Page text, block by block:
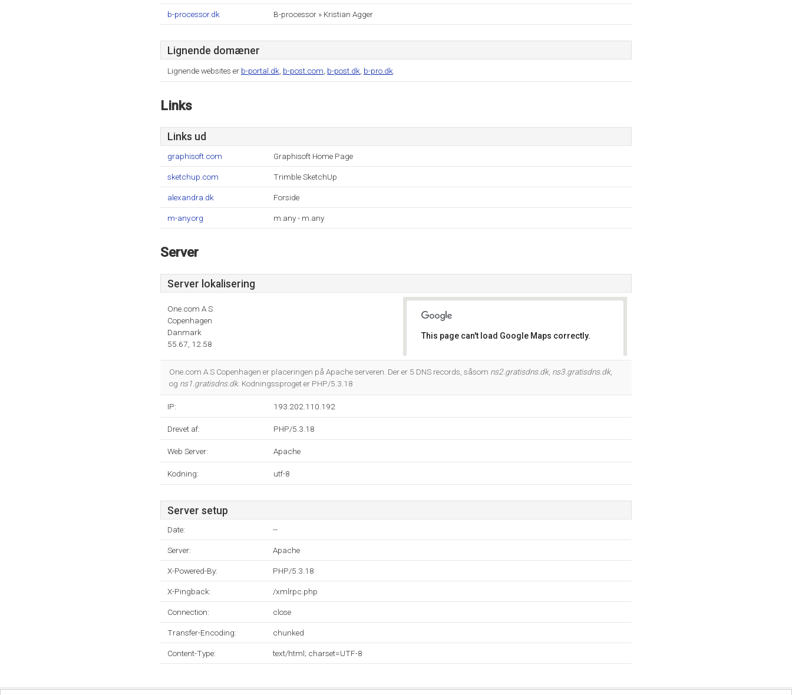
b-processor.dk B-processor » Kristian Agger
Lignende domæner
Lignende websites er b-portal.dk b-post.com b-post.dk b-pro.dk
Links
Links ud
graphisoft.com Graphisoft Home Page
sketchup.com Trimble SketchUp
alexandra.dk Forside
m-any.org m.any - m.any
Server
Server lokalisering
One.com A S
Copenhagen
Danmark
55.67, 12.58
This page can't load Google Maps correctly.
Do you own this website?
One.com A S Copenhagen er placeringen på Apache serveren. Der er 5 DNS records, såsom ns2.gratisdns.dk, ns3.gratisdns.dk,
og ns1.gratisdns.dk. Kodningssproget er PHP/5.3.18
IP: 193.202.110.192
Drevet af: PHP/5.3.18
Web Server: Apache
Kodning: utf-8
Server setup
Date: --
Server: Apache
X-Powered-By: PHP/5.3.18
X-Pingback: /xmlrpc.php
Connection: close
Transfer-Encoding: chunked
Content-Type: text/html; charset=UTF-8